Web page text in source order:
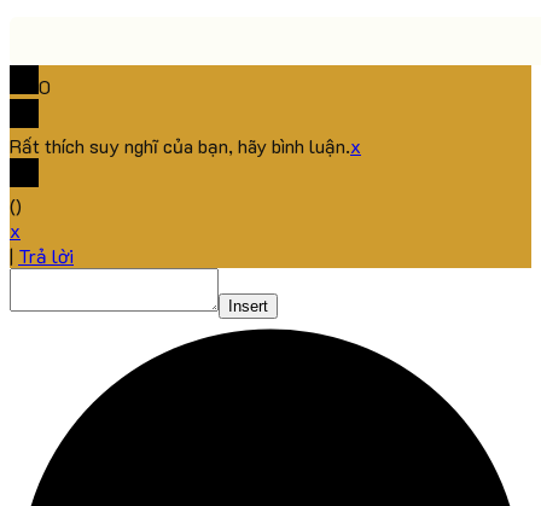
0
Rất thích suy nghĩ của bạn, hãy bình luận.x
()
x
| Trả lời
Insert